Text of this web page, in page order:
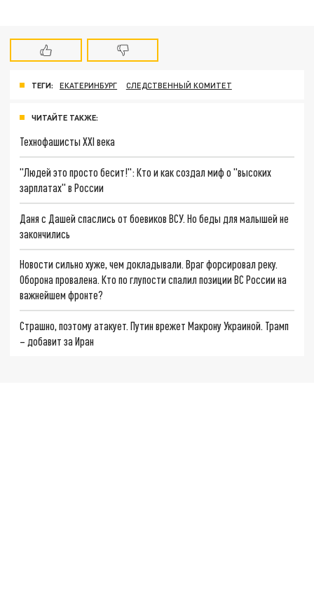
ТЕГИ: ЕКАТЕРИНБУРГ СЛЕДСТВЕННЫЙ КОМИТЕТ
ЧИТАЙТЕ ТАКЖЕ:
Технофашисты XXI века
"Людей это просто бесит!": Кто и как создал миф о "высоких
зарплатах" в России
Даня с Дашей спаслись от боевиков ВСУ. Но беды для малышей не
закончились
Новости сильно хуже, чем докладывали. Враг форсировал реку.
Оборона провалена. Кто по глупости спалил позиции ВС России на
важнейшем фронте?
Страшно, поэтому атакует. Путин врежет Макрону Украиной. Трамп
– добавит за Иран